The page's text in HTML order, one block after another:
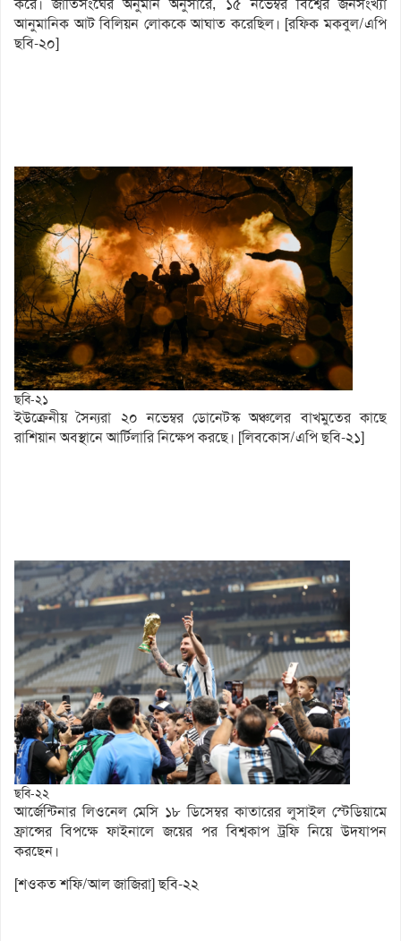
করে। জাতিসংঘের অনুমান অনুসারে, ১৫ নভেম্বর বিশ্বের জনসংখ্যা
আনুমানিক আট বিলিয়ন লোককে আঘাত করেছিল। [রফিক মকবুল/এপি
ছবি-২০]
ছবি-২১
ইউক্রেনীয় সৈন্যরা ২০ নভেম্বর ডোনেটস্ক অঞ্চলের বাখমুতের কাছে
রাশিয়ান অবস্থানে আর্টিলারি নিক্ষেপ করছে। [লিবকোস/এপি ছবি-২১]
ছবি-২২
আর্জেন্টিনার লিওনেল মেসি ১৮ ডিসেম্বর কাতারের লুসাইল স্টেডিয়ামে
ফ্রান্সের বিপক্ষে ফাইনালে জয়ের পর বিশ্বকাপ ট্রফি নিয়ে উদযাপন
করছেন।
[শওকত শফি/আল জাজিরা] ছবি-২২